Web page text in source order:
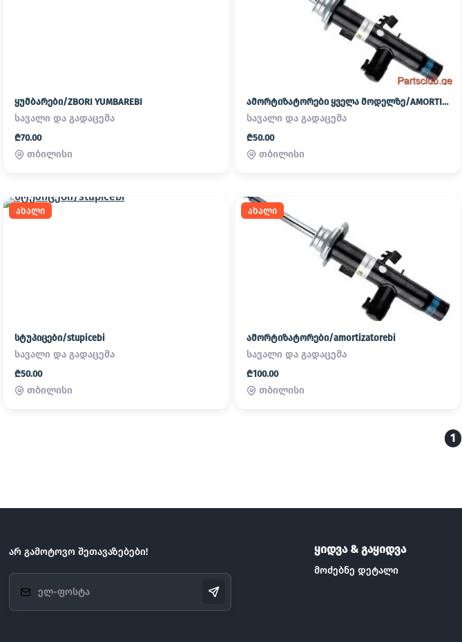
ყუმბარები/ZBORI YUMBAREBI
სავალი და გადაცემა
₾70.00
თბილისი
ამორტიზატორები ყველა მოდელზე/AMORTIZATOREBI YVELA MODELZE
სავალი და გადაცემა
₾50.00
თბილისი
ახალი
სტუპიცები/stupicebi
სავალი და გადაცემა
₾50.00
თბილისი
ახალი
ამორტიზატორები/amortizatorebi
სავალი და გადაცემა
₾100.00
თბილისი
1
არ გამოტოვო შეთავაზებები! ყიდვა & გაყიდვა
მოძებნე დეტალი